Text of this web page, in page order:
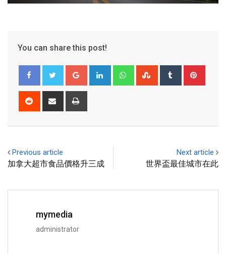
You can share this post!
Previous article
加拿大超市食品價格升三成
Next article
世界盃最佳城市在此
mymedia
administrator